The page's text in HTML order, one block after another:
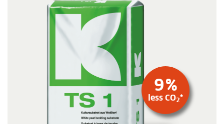
Verhalen van medewerkers
Contact
MEDIACENTRUM
Virtuele rondleidingen
Productinformatiebladen
Certificaten
9%
less CO2*